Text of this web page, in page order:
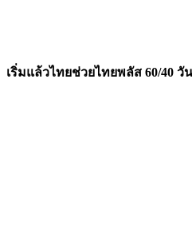
เริ่มแล้วไทยช่วยไทยพลัส 60/40 วั